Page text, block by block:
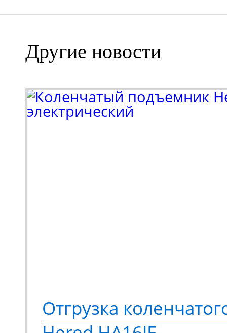
Другие новости
Отгрузка